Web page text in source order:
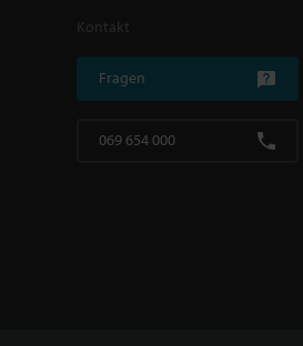
Kontakt
Fragen
069 654 000